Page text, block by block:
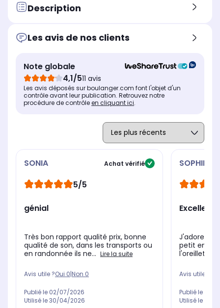
Contrôlez les appels et la
musique
intra-auriculaire
Autonomie des écouteurs
jusqu'à 36h
intra-auriculaire
jusqu'à 25h
Description
Les avis de nos clients
Note globale
4,1/511 avis
Les avis déposés sur boulanger.com font l'objet d'un
contrôle avant leur publication. Retrouvez notre
procédure de contrôleen cliquant ici.
SONIA Achat vérifié
5/5
génial
Très bon rapport qualité prix, bonne
qualité de son, dans les transports ou
en randonnée ils ne... Lire la suite
Avis utile ?Oui 0|Non 0
Publié le 02/07/2026
Utilisé le30/04/2026
SOPHIE
Excellent
J'adore
petit
l'oreillette
Avis utile ?
Publié le
Utilisé le